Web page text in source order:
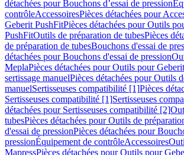
détachées pour Bouchons d’essai de pression
contrôleAccessoiresPièces détachées pour
Geberit PushFitPièces détachées pour Outils
PushFitOutils de préparation de tubesPièces
de préparation de tubesBouchons d'essai de
détachées pour Bouchons d'essai de pression
MeplaPièces détachées pour Outils pour
sertissage manuelPièces détachées pour Outils
manuelSertisseuses compatibilité [1]Pièces
Sertisseuses compatibilité [1]Sertisseuses
détachées pour Sertisseuses compatibilité [2]
tubesPièces détachées pour Outils de
d'essai de pressionPièces détachées pour
pressionÉquipement de contrôleAccessoires
MapressPièces détachées pour Outils pour